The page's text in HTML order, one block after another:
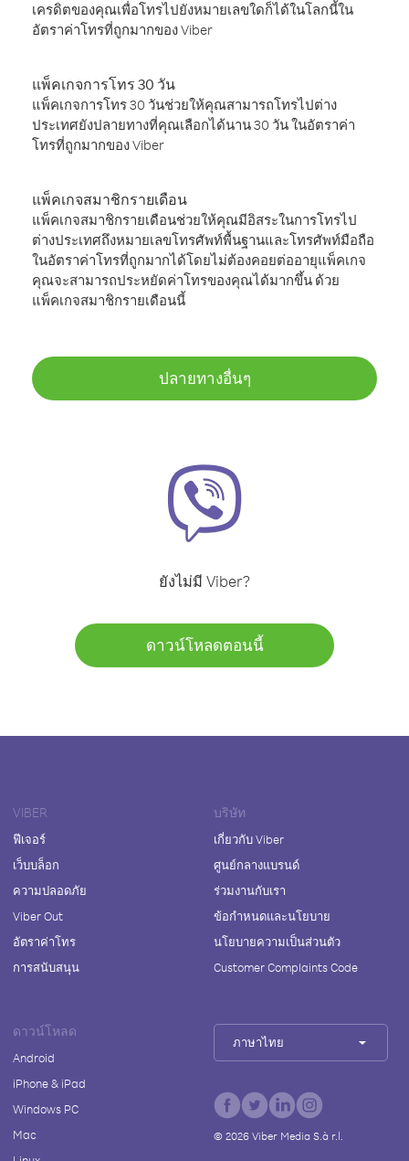
เครดิตของคุณเพื่อโทรไปยังหมายเลขใดก็ได้ในโลกนี้ใน
อัตราค่าโทรที่ถูกมากของ Viber
แพ็คเกจการโทร 30 วัน
แพ็คเกจการโทร 30 วันช่วยให้คุณสามารถโทรไปต่าง
ประเทศยังปลายทางที่คุณเลือกได้นาน 30 วัน ในอัตราค่า
โทรที่ถูกมากของ Viber
แพ็คเกจสมาชิกรายเดือน
แพ็คเกจสมาชิกรายเดือนช่วยให้คุณมีอิสระในการโทรไป
ต่างประเทศถึงหมายเลขโทรศัพท์พื้นฐานและโทรศัพท์มือถือ
ในอัตราค่าโทรที่ถูกมากได้โดยไม่ต้องคอยต่ออายุแพ็คเกจ
คุณจะสามารถประหยัดค่าโทรของคุณได้มากขึ้น ด้วย
แพ็คเกจสมาชิกรายเดือนนี้
ปลายทางอื่นๆ
ยังไม่มี Viber?
ดาวน์โหลดตอนนี้
VIBER
ฟีเจอร์
เว็บบล็อก
ความปลอดภัย
Viber Out
อัตราค่าโทร
การสนับสนุน
บริษัท
เกี่ยวกับ Viber
ศูนย์กลางแบรนด์
ร่วมงานกับเรา
ข้อกำหนดและนโยบาย
นโยบายความเป็นส่วนตัว
Customer Complaints Code
ดาวน์โหลด
Android
iPhone & iPad
Windows PC
Mac
ภาษาไทย
© 2026Viber Media S.à r.l.